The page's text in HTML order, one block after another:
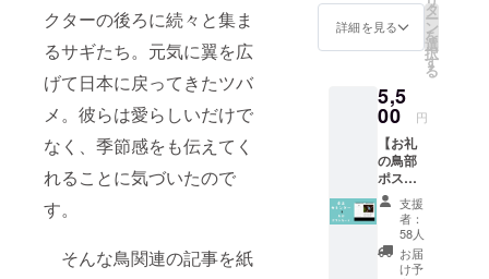
クターの後ろに続々と集ま
るサギたち。元気に翼を広
げて日本に戻ってきたツバ
メ。彼らは愛らしいだけで
なく、季節感をも伝えてく
れることに気づいたので
す。
そんな鳥関連の記事を紙
て、お
礼の
メッ
セージ
た鳥部
ポスト
カード
と、非
売品の
丹波新
聞オリ
ジナル
のB5
ノート
（１
詳細を見る
タ
ー
ン
を
選
択
す
る
5,5
00 円
【お礼
の鳥部
ポスト
カード
と鳥部
卓上カ
レン
ダー
支援
者：
58人
お届
け予